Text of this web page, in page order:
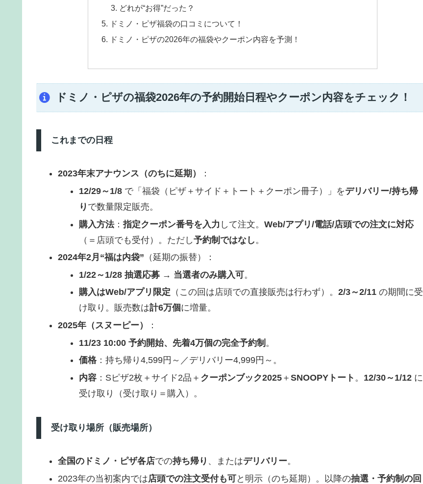
どれが“お得”だった？
ドミノ・ピザ福袋の口コミについて！
ドミノ・ピザの2026年の福袋やクーポン内容を予測！
ドミノ・ピザの福袋2026年の予約開始日程やクーポン内容をチェック！
これまでの日程
2023年末アナウンス（のちに延期）
：
12/29～1/8 で「福袋（ピザ＋サイド＋トート＋クーポン冊子）」をデリバリー/持ち帰
り で数量限定販売。
購入方法：指定クーポン番号を入力 して注文。Web/アプリ/電話/店頭での注文に対応
（＝店頭でも受付）。ただし予約制ではなし 。
2024年2月“福は内袋” （延期の振替）：
1/22～1/28 抽選応募 → 当選者のみ購入可。
購入はWeb/アプリ限定 （この回は店頭での直接販売は行わず）。2/3～2/11 の期間に受
け取り。販売数は計6万個 に増量。
2025年（スヌーピー）
：
11/23 10:00 予約開始、先着4万個の完全予約制 。
価格：持ち帰り4,599円～／デリバリー4,999円～。
内容 ：Sピザ2枚＋サイド2品＋ クーポンブック2025 ＋SNOOPYトート 。 12/30～1/12 に
受け取り（受け取り＝購入）。
受け取り場所（販売場所）
全国のドミノ・ピザ各店での持ち帰り 、またはデリバリー。
2023年の当初案内では店頭での注文受付も可と明示（のち延期）。以降の抽選・予約制の回